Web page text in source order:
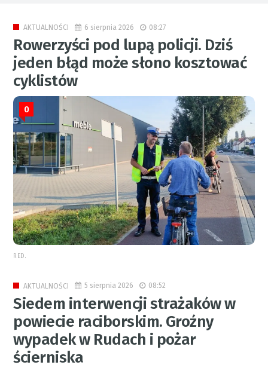
AKTUALNOŚCI 6 sierpnia 2026 08:27
Rowerzyści pod lupą policji. Dziś
jeden błąd może słono kosztować
cyklistów
0
RED.
AKTUALNOŚCI 5 sierpnia 2026 08:52
Siedem interwencji strażaków w
powiecie raciborskim. Groźny
wypadek w Rudach i pożar
ścierniska